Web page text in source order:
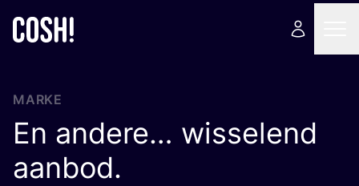
MARKE
En andere… wisselend
aanbod.